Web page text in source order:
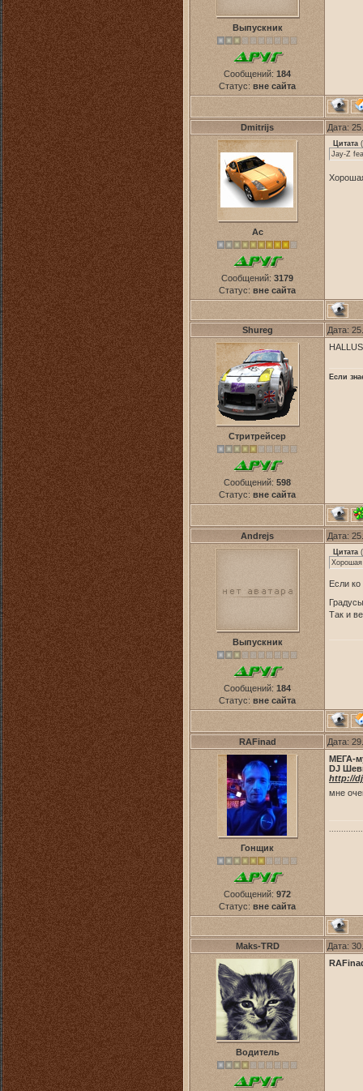
Выпускник
Сообщений: 184
Статус: вне сайта
Dmitrijs Дата:
Ас
Сообщений: 3179
Статус: вне сайта
Цитата (
Jay-Z
Shureg Дата:
Стритрейсер
Сообщений: 598
Статус: вне сайта
Если
Andrejs Дата:
Выпускник
Сообщений: 184
Статус: вне сайта
Цитата (
Если ко
Так и
RAFinad Дата:
Гонщик
Сообщений: 972
Статус: вне сайта
МЕГА-
DJ
http://
мне
Maks-TRD Дата:
Водитель